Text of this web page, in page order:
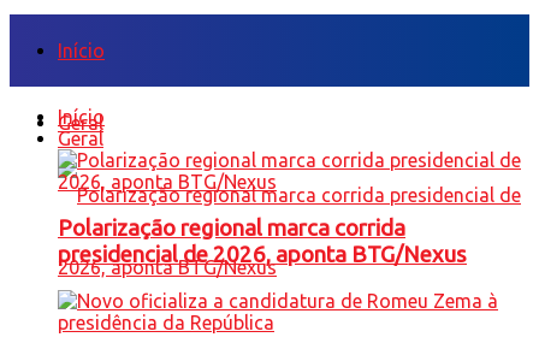
Início
Geral
Início
Geral
Polarização regional marca corrida
presidencial de 2026, aponta BTG/Nexus